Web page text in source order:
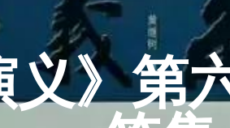
义》第